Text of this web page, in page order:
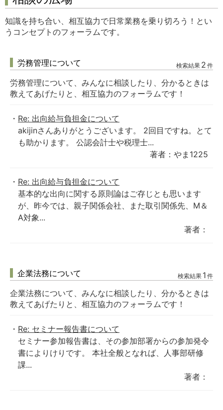
知識を持ち合い、相互協力で日常業務を乗り切ろう！とい
うコンセプトのフォーラムです。
労務管理について 検索結果 2 件
労務管理について、みんなに相談したり、分かるときは
教えてあげたりと、相互協力のフォーラムです！
Re: 出向給与負担金について
akijinさんありがとうございます。 2回目ですね。とて
も助かります。 公認会計士や税理士...
著者：やま1225
Re: 出向給与負担金について
基本的な出向に関する原則論はご存じとも思います
が、昨今では、親子関係会社、また取引関係先、M＆
A対象...
著者：
企業法務について 検索結果 1 件
企業法務について、みんなに相談したり、分かるときは
教えてあげたりと、相互協力のフォーラムです！
Re: セミナー報告書について
セミナー参加報告書は、その参加部署からの参加発令
書によりけりです。 本社全般となれば、人事部研修
課...
著者：